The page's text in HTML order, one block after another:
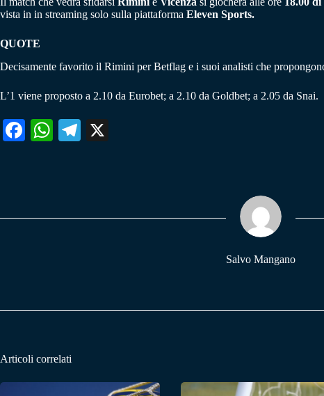
vista in in streaming solo sulla piattaforma Eleven Sports.
QUOTE
Decisamente favorito il Rimini per Betflag e i suoi analisti che
L’1 viene proposto a 2.10 da Eurobet; a 2.10 da Goldbet; a 2.05 da Snai.
Fa W
pp
Te
m
Salvo Mangano
Articoli correlati